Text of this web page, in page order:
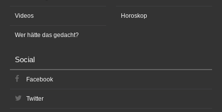
Videos
Wer hätte das gedacht?
Horoskop
Social
Facebook
Twitter